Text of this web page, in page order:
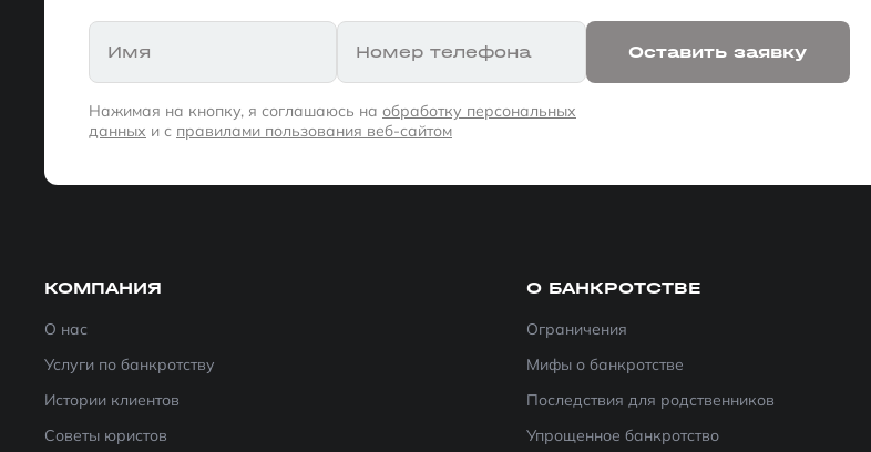
Имя Номер телефона Оставить заявку
Нажимая на кнопку, я соглашаюсь на обработку персональных
данных и с правилами пользования веб-сайтом
КОМПАНИЯ
О нас
Услуги по банкротству
Истории клиентов
Советы юристов
О БАНКРОТСТВЕ
Ограничения
Мифы о банкротстве
Последствия для родственников
Упрощенное банкротство